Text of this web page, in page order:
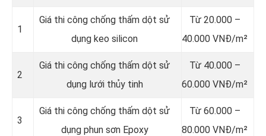
1
Giá thi công chống thấm dột sử
dụng keo silicon
Từ 20.000 –
40.000 VNĐ/m²
2
Giá thi công chống thấm dột sử
dụng lưới thủy tinh
Từ 40.000 –
60.000 VNĐ/m²
3
Giá thi công chống thấm dột sử
dụng phun sơn Epoxy
Từ 60.000 –
80.000 VNĐ/m²